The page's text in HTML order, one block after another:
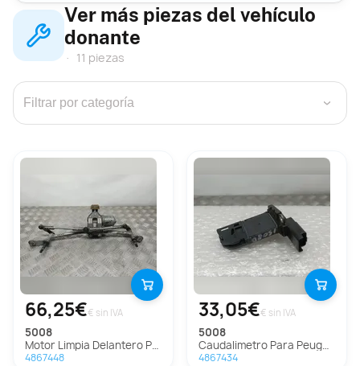
Ver más piezas del vehículo
donante
11 piezas
›
66,25€€ sin IVA
5008
Motor Limpia Delantero Para Peugeot 5008
4867448
33,05€€ sin IVA
5008
Caudalimetro Para Peugeot 5008
4867434